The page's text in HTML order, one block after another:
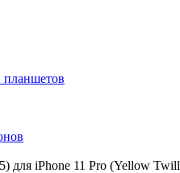
планшетов
для iPhone 11 Pro (Yellow